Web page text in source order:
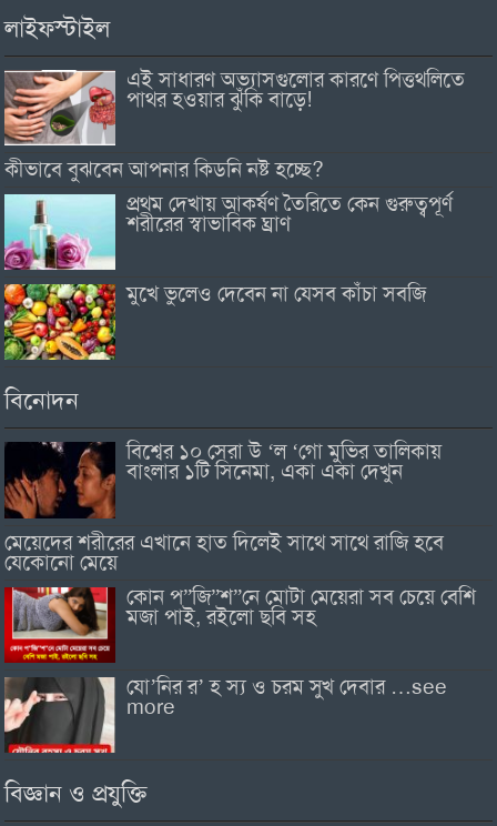
লাইফস্টাইল
এই সাধারণ অভ্যাসগুলোর কারণে পিত্তথলিতে
পাথর হওয়ার ঝুঁকি বাড়ে!
কীভাবে বুঝবেন আপনার কিডনি নষ্ট হচ্ছে?
প্রথম দেখায় আকর্ষণ তৈরিতে কেন গুরুত্বপূর্ণ
শরীরের স্বাভাবিক ঘ্রাণ
মুখে ভুলেও দেবেন না যেসব কাঁচা সবজি
বিনোদন
বিশ্বের ১০ সেরা উ ‘ল ‘গো মুভির তালিকায়
বাংলার ১টি সিনেমা, একা একা দেখুন
মেয়েদের শরীরের এখানে হাত দিলেই সাথে সাথে রাজি হবে
যেকোনো মেয়ে
কোন প”জি”শ”নে মোটা মেয়েরা সব চেয়ে বেশি
মজা পাই, রইলো ছবি সহ
যো’নির র’ হ স্য ও চরম সুখ দেবার …see
more
বিজ্ঞান ও প্রযুক্তি